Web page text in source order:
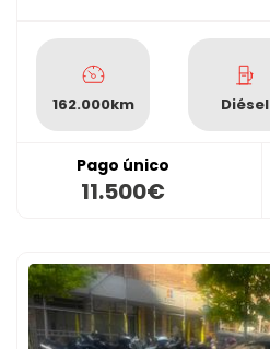
162.000km Diésel
Pago único
11.500€